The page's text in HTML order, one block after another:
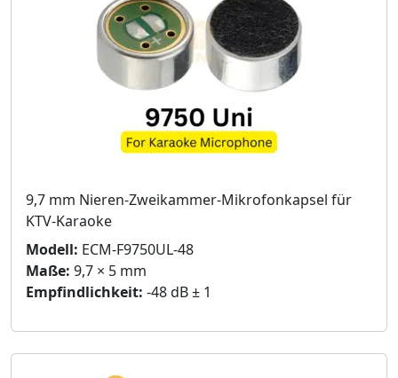
9,7 mm Nieren-Zweikammer-Mikrofonkapsel für
KTV-Karaoke
Modell: ECM-F9750UL-48
Maße: 9,7 × 5 mm
Empfindlichkeit: -48 dB ± 1